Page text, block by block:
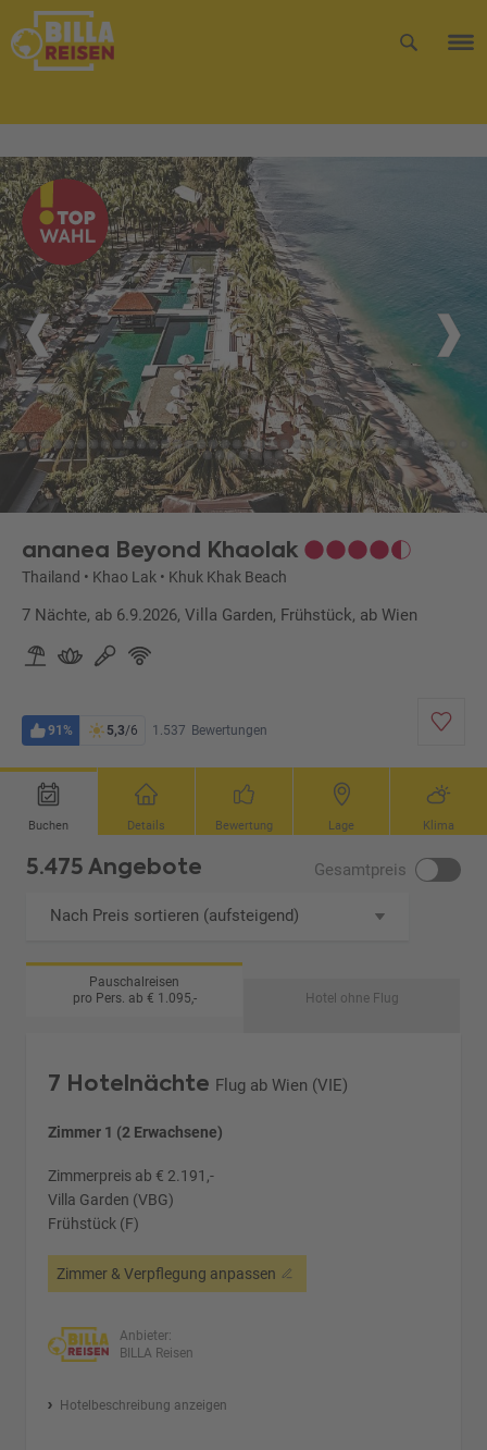
ananea Beyond Khaolak
Thailand • Khao Lak • Khuk Khak Beach
7 Nächte, ab 6.9.2026, Villa Garden, Frühstück, ab Wien
91% 5,3/6 1.537 Bewertungen
Buchen Details Bewertung Lage Klima
5.475 Angebote Gesamtpreis
Nach Preis sortieren (aufsteigend)
Pauschalreisen
pro Pers. ab € 1.095,-
Hotel ohne Flug
7 Hotelnächte Flug ab Wien (VIE)
Zimmer 1 (2 Erwachsene)
Zimmerpreis ab € 2.191,-
Villa Garden (VBG)
Frühstück (F)
Zimmer & Verpflegung anpassen
Anbieter:
BILLA Reisen
Hotelbeschreibung anzeigen